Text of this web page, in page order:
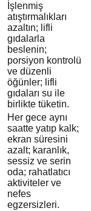
İşlenmiş
atıştırmalıkları
azaltın; lifli
gıdalarla
beslenin;
porsiyon kontrolü
ve düzenli
öğünler; lifli
gıdaları su ile
birlikte tüketin.
Her gece aynı
saatte yatıp kalk;
ekran süresini
azalt; karanlık,
sessiz ve serin
oda; rahatlatıcı
aktiviteler ve
nefes
egzersizleri.